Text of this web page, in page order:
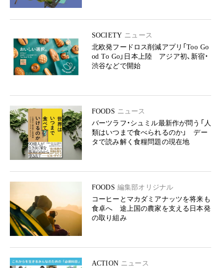
SOCIETY ニュース
北欧発フードロス削減アプリ「Too Go
od To Go」日本上陸 アジア初、新宿・
渋谷などで開始
FOODS ニュース
バーツラフ・シュミル最新作が問う「人
類はいつまで食べられるのか」 デー
タで読み解く食糧問題の現在地
FOODS 編集部オリジナル
コーヒーとマカダミアナッツを将来も
食卓へ 途上国の農家を支える日本発
の取り組み
ACTION ニュース